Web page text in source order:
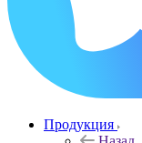
Продукция